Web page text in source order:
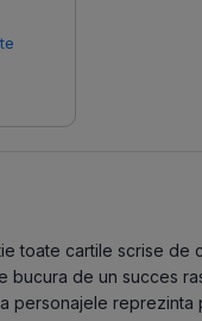
toate cartile scrise
bucura de un succes
personajele